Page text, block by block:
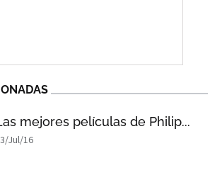
mejores películas de Philip...
Jul/16